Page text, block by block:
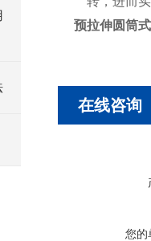
预拉伸圆筒
在线咨询
您的